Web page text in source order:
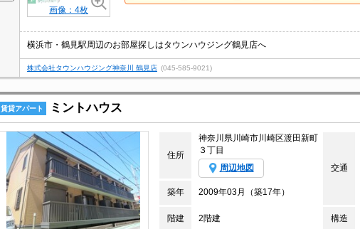
画像：4枚
横浜市・鶴見駅周辺のお部屋探しはタウンハウジング鶴見店へ
株式会社タウンハウジング神奈川 鶴見店 (045-585-9021)
賃貸アパート ミントハウス
住所
神奈川県川崎市川崎区渡田新町
３丁目
周辺地図 交通
築年 2009年03月（築17年）
階建 2階建 構造